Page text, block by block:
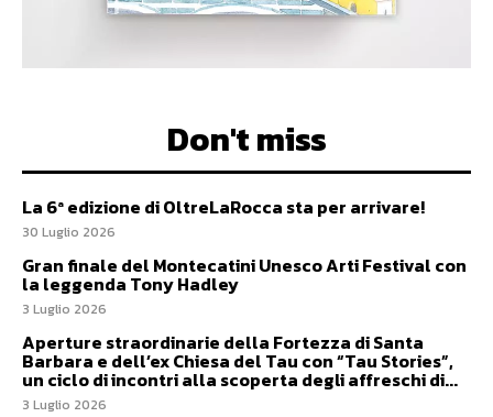
Don't miss
La 6ª edizione di OltreLaRocca sta per arrivare!
30 Luglio 2026
Gran finale del Montecatini Unesco Arti Festival con
la leggenda Tony Hadley
3 Luglio 2026
Aperture straordinarie della Fortezza di Santa
Barbara e dell’ex Chiesa del Tau con “Tau Stories”,
un ciclo di incontri alla scoperta degli affreschi di...
3 Luglio 2026